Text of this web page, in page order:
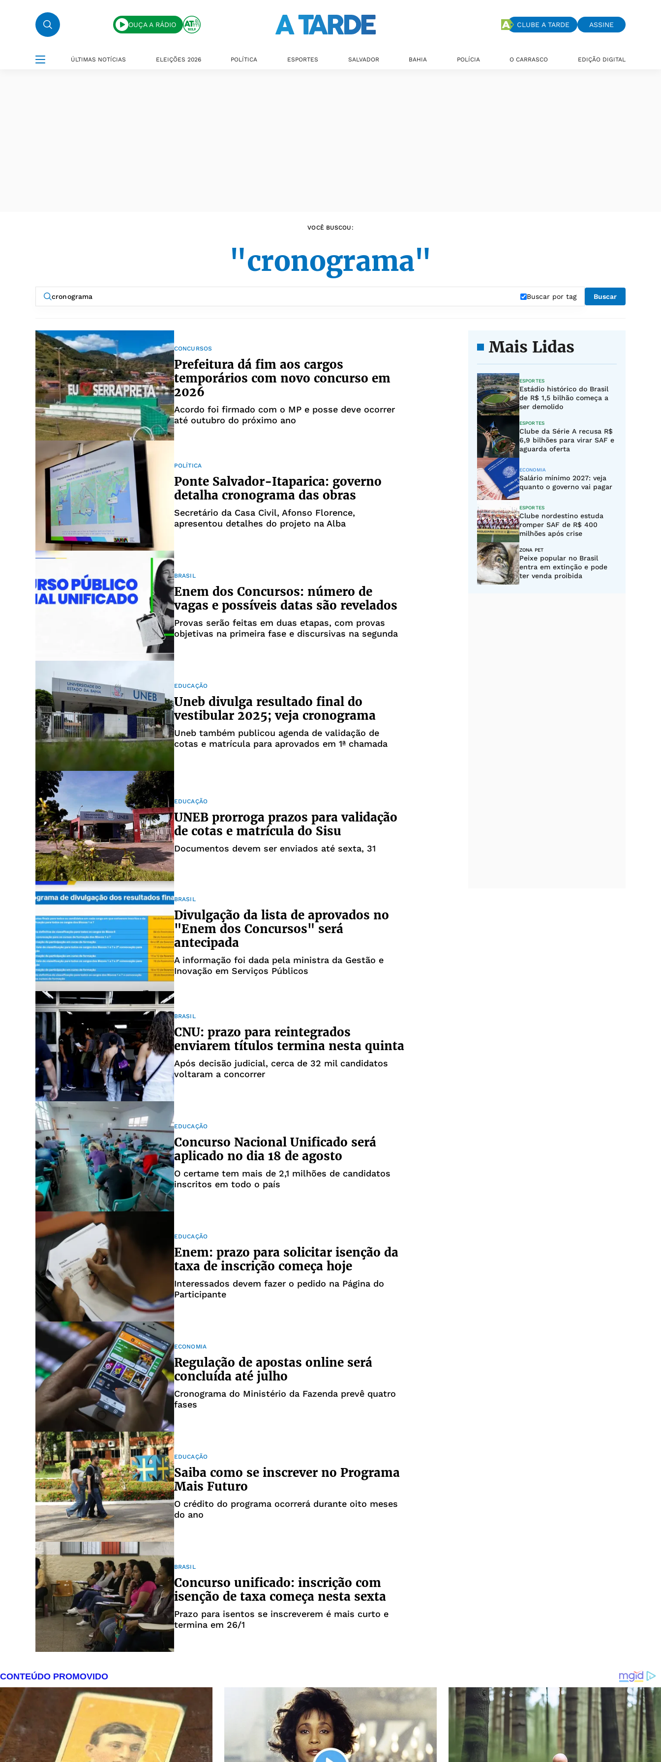
OUÇA A RÁDIO CLUBE A TARDE ASSINE
ÚLTIMAS NOTÍCIAS ELEIÇÕES 2026 POLÍTICA ESPORTES SALVADOR BAHIA POLÍCIA O CARRASCO EDIÇÃO DIGITAL
VOCÊ BUSCOU:
"cronograma"
Buscar por tag Buscar
CONCURSOS
Prefeitura dá fim aos cargos
temporários com novo concurso em
2026
Acordo foi firmado com o MP e posse deve ocorrer
até outubro do próximo ano
POLÍTICA
Ponte Salvador-Itaparica: governo
detalha cronograma das obras
Secretário da Casa Civil, Afonso Florence,
apresentou detalhes do projeto na Alba
BRASIL
Enem dos Concursos: número de
vagas e possíveis datas são revelados
Provas serão feitas em duas etapas, com provas
objetivas na primeira fase e discursivas na segunda
EDUCAÇÃO
Uneb divulga resultado final do
vestibular 2025; veja cronograma
Uneb também publicou agenda de validação de
cotas e matrícula para aprovados em 1ª chamada
EDUCAÇÃO
UNEB prorroga prazos para validação
de cotas e matrícula do Sisu
Documentos devem ser enviados até sexta, 31
BRASIL
Divulgação da lista de aprovados no
"Enem dos Concursos" será
antecipada
A informação foi dada pela ministra da Gestão e
Inovação em Serviços Públicos
BRASIL
CNU: prazo para reintegrados
enviarem títulos termina nesta quinta
Após decisão judicial, cerca de 32 mil candidatos
voltaram a concorrer
EDUCAÇÃO
Concurso Nacional Unificado será
aplicado no dia 18 de agosto
O certame tem mais de 2,1 milhões de candidatos
inscritos em todo o país
EDUCAÇÃO
Enem: prazo para solicitar isenção da
taxa de inscrição começa hoje
Interessados devem fazer o pedido na Página do
Participante
ECONOMIA
Regulação de apostas online será
concluída até julho
Cronograma do Ministério da Fazenda prevê quatro
fases
EDUCAÇÃO
Saiba como se inscrever no Programa
Mais Futuro
O crédito do programa ocorrerá durante oito meses
do ano
BRASIL
Concurso unificado: inscrição com
isenção de taxa começa nesta sexta
Prazo para isentos se inscreverem é mais curto e
termina em 26/1
Mais Lidas
ESPORTES
Estádio histórico do Brasil
de R$ 1,5 bilhão começa a
ser demolido
ESPORTES
Clube da Série A recusa R$
6,9 bilhões para virar SAF e
aguarda oferta
ECONOMIA
Salário mínimo 2027: veja
quanto o governo vai pagar
ESPORTES
Clube nordestino estuda
romper SAF de R$ 400
milhões após crise
ZONA PET
Peixe popular no Brasil
entra em extinção e pode
ter venda proibida